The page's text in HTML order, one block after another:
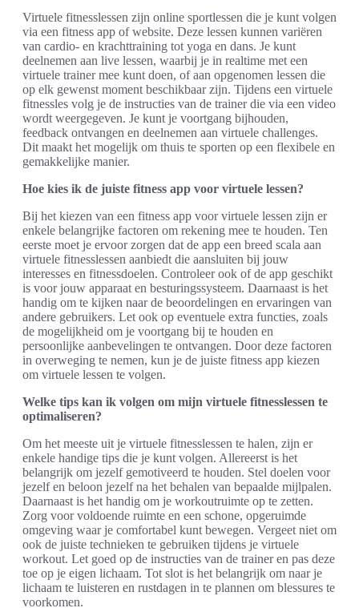
Virtuele fitnesslessen zijn online sportlessen die je kunt volgen
via een fitness app of website. Deze lessen kunnen variëren
van cardio- en krachttraining tot yoga en dans. Je kunt
deelnemen aan live lessen, waarbij je in realtime met een
virtuele trainer mee kunt doen, of aan opgenomen lessen die
op elk gewenst moment beschikbaar zijn. Tijdens een virtuele
fitnessles volg je de instructies van de trainer die via een video
wordt weergegeven. Je kunt je voortgang bijhouden,
feedback ontvangen en deelnemen aan virtuele challenges.
Dit maakt het mogelijk om thuis te sporten op een flexibele en
gemakkelijke manier.
Hoe kies ik de juiste fitness app voor virtuele lessen?
Bij het kiezen van een fitness app voor virtuele lessen zijn er
enkele belangrijke factoren om rekening mee te houden. Ten
eerste moet je ervoor zorgen dat de app een breed scala aan
virtuele fitnesslessen aanbiedt die aansluiten bij jouw
interesses en fitnessdoelen. Controleer ook of de app geschikt
is voor jouw apparaat en besturingssysteem. Daarnaast is het
handig om te kijken naar de beoordelingen en ervaringen van
andere gebruikers. Let ook op eventuele extra functies, zoals
de mogelijkheid om je voortgang bij te houden en
persoonlijke aanbevelingen te ontvangen. Door deze factoren
in overweging te nemen, kun je de juiste fitness app kiezen
om virtuele lessen te volgen.
Welke tips kan ik volgen om mijn virtuele fitnesslessen te
optimaliseren?
Om het meeste uit je virtuele fitnesslessen te halen, zijn er
enkele handige tips die je kunt volgen. Allereerst is het
belangrijk om jezelf gemotiveerd te houden. Stel doelen voor
jezelf en beloon jezelf na het behalen van bepaalde mijlpalen.
Daarnaast is het handig om je workoutruimte op te zetten.
Zorg voor voldoende ruimte en een schone, opgeruimde
omgeving waar je comfortabel kunt bewegen. Vergeet niet om
ook de juiste technieken te gebruiken tijdens je virtuele
workout. Let goed op de instructies van de trainer en pas deze
toe op je eigen lichaam. Tot slot is het belangrijk om naar je
lichaam te luisteren en rustdagen in te plannen om blessures te
voorkomen.